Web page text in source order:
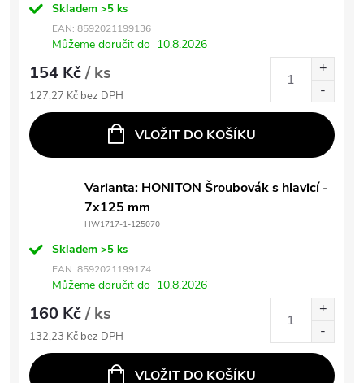
Skladem >5 ks
EAN: 8592021199136
Můžeme doručit do 10.8.2026
154 Kč/ ks
127,27 Kč bez DPH
VLOŽIT DO KOŠÍKU
Varianta: HONITON Šroubovák s hlavicí -
7x125 mm
HW1717-1-125070
Skladem >5 ks
EAN: 8592021199174
Můžeme doručit do 10.8.2026
160 Kč/ ks
132,23 Kč bez DPH
VLOŽIT DO KOŠÍKU